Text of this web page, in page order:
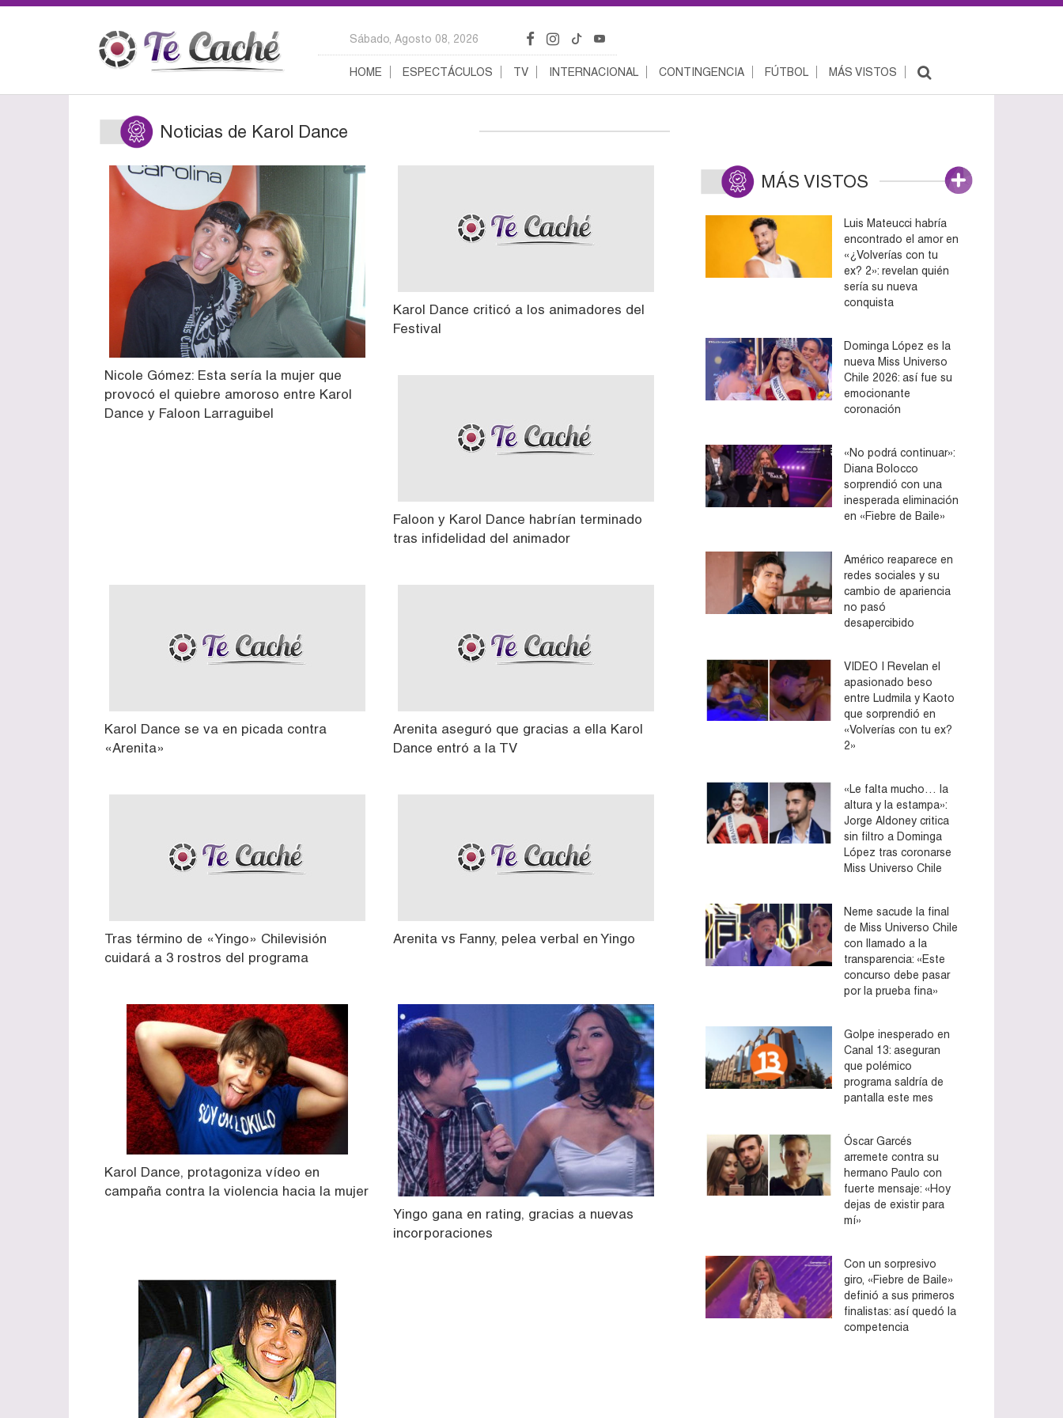
Sábado, Agosto 08, 2026
HOME ESPECTÁCULOS TV INTERNACIONAL CONTINGENCIA FÚTBOL MÁS VISTOS
Noticias de Karol Dance
Nicole Gómez: Esta sería la mujer que
provocó el quiebre amoroso entre Karol
Dance y Faloon Larraguibel
Karol Dance criticó a los animadores del
Festival
Faloon y Karol Dance habrían terminado
tras infidelidad del animador
Karol Dance se va en picada contra
«Arenita»
Arenita aseguró que gracias a ella Karol
Dance entró a la TV
Tras término de «Yingo» Chilevisión
cuidará a 3 rostros del programa
Arenita vs Fanny, pelea verbal en Yingo
Karol Dance, protagoniza vídeo en
campaña contra la violencia hacia la mujer
Yingo gana en rating, gracias a nuevas
incorporaciones
MÁS VISTOS
Luis Mateucci habría
encontrado el amor en
«¿Volverías con tu
ex? 2»: revelan quién
sería su nueva
conquista
Dominga López es la
nueva Miss Universo
Chile 2026: así fue su
emocionante
coronación
«No podrá continuar»:
Diana Bolocco
sorprendió con una
inesperada eliminación
en «Fiebre de Baile»
Américo reaparece en
redes sociales y su
cambio de apariencia
no pasó
desapercibido
VIDEO | Revelan el
apasionado beso
entre Ludmila y Kaoto
que sorprendió en
«Volverías con tu ex?
2»
«Le falta mucho… la
altura y la estampa»:
Jorge Aldoney critica
sin filtro a Dominga
López tras coronarse
Miss Universo Chile
Neme sacude la final
de Miss Universo Chile
con llamado a la
transparencia: «Este
concurso debe pasar
por la prueba fina»
Golpe inesperado en
Canal 13: aseguran
que polémico
programa saldría de
pantalla este mes
Óscar Garcés
arremete contra su
hermano Paulo con
fuerte mensaje: «Hoy
dejas de existir para
mí»
Con un sorpresivo
giro, «Fiebre de Baile»
definió a sus primeros
finalistas: así quedó la
competencia